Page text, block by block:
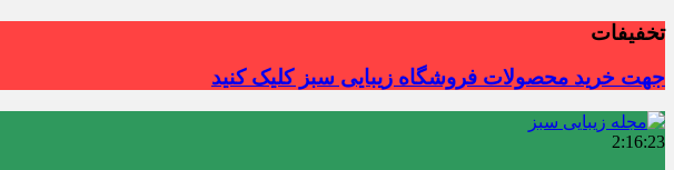
تخفیفات
جهت خرید محصولات فروشگاه زیبایی سبز کلیک کنید
2:16:24